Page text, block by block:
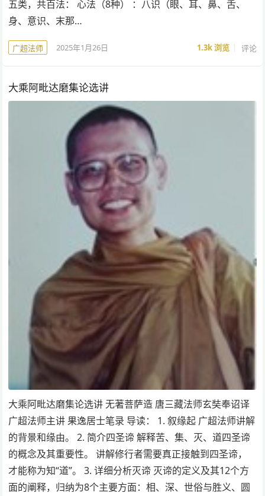
五类，共百法： 心法（8种） ：八识（眼、耳、鼻、舌、
身、意识、末那…
广超法师 2025年1月26日 1.3k浏览 评论
大乘阿毗达磨集论选讲
大乘阿毗达磨集论选讲 无著菩萨造 唐三藏法师玄奘奉诏译
广超法师主讲 果逸居士笔录 导读： 1. 叙缘起 广超法师讲解
的背景和缘由。 2. 简介四圣谛 解释苦、集、灭、道四圣谛
的概念及其重要性。 讲解修行者需要真正接触到四圣谛，
才能称为知“道”。 3. 详细分析灭谛 灭谛的定义及其12个方
面的阐释，归纳为8个主要方面：相、深、世俗与胜义、圆